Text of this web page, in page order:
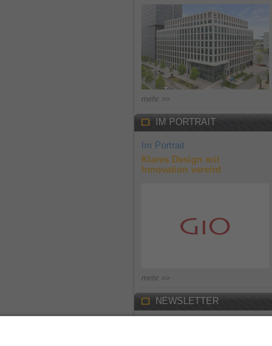
mehr >>
IM PORTRAIT
Im Portrait
Klares Design mit
Innovation vereint
mehr >>
NEWSLETTER